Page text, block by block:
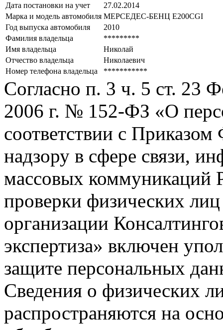
Дата постановки на учет
27.02.2014
Марка и модель автомобиля МЕРСЕДЕС-БЕНЦ Е200СGI
Год выпуска автомобиля
2010
Фамилия владельца
*********
Имя владельца
Николай
Отчество владельца
Николаевич
Номер телефона владельца
***********
Согласно п. 3 ч. 5 ст. 23
2006 г. № 152-ФЗ «О
соответствии с
надзору в сфере связи,
массовых коммуникаций
проверки физических
организации
экспертиза» включен
защите персональных
Сведения о физических
распространяются на